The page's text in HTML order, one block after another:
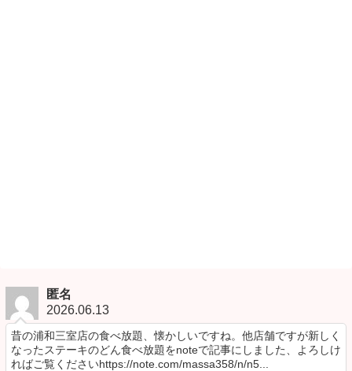
匿名
2026.06.13
昔の浦和三室店の食べ放題、懐かしいですね。他店舗ですが新しく
なったステーキのどん食べ放題をnoteで記事にしました、よろしけ
ればご覧くださいhttps://note.com/massa358/n/n5...